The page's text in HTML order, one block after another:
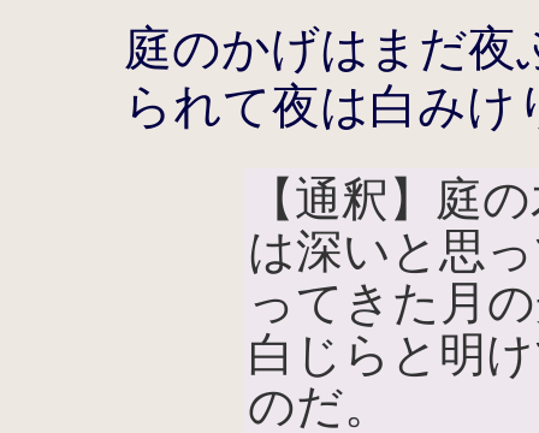
庭のかげはまだ夜
られて夜は白みけ
【通釈】庭
は深いと思
ってきた月
白じらと明
のだ。